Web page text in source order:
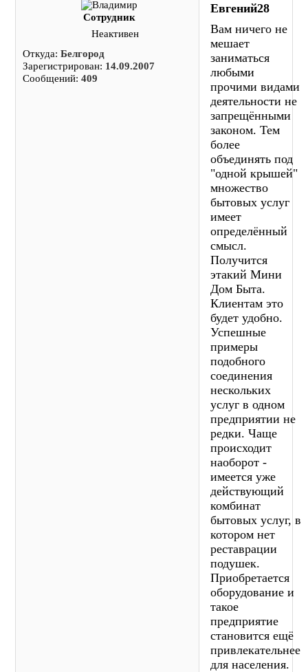
Сотрудник
Неактивен
Откуда:Белгород
Зарегистрирован: 14.09.2007
Сообщений:409
Евгений28
Вам ничего не
мешает
заниматься
любыми
прочими видами
деятельности не
запрещёнными
законом. Тем
более
объединять под
"одной крышей"
множество
бытовых услуг
имеет
определённый
смысл.
Получится
этакий Мини
Дом Быта.
Клиентам это
будет удобно.
Успешные
примеры
подобного
соединения
нескольких
услуг в одном
предприятии не
редки. Чаще
происходит
наоборот -
имеется уже
действующий
комбинат
бытовых услуг, в
котором нет
реставрации
подушек.
Приобретается
оборудование и
такое
предприятие
становится ещё
привлекательнее
для населения.